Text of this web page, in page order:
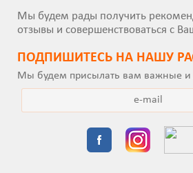
Мы будем рады получить
отзывы и совершенствоваться с
ПОДПИШИТEСЬ НА НАШУ
Мы будем присылать вам важные и